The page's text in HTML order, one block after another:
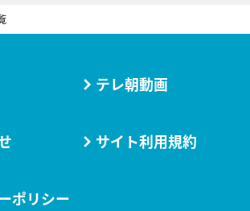
テレ朝動画
サイト利用規約
ポリシー